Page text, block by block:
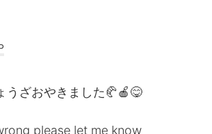
うざおやきました🥐🍎😋
please let me know